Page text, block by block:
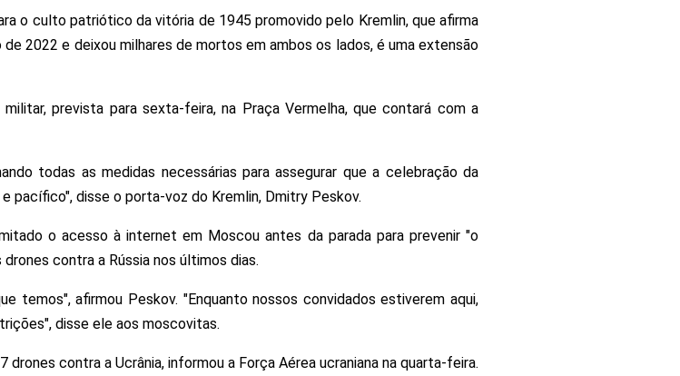
o culto patriótico da vitória de 1945 promovido pelo Kremlin, que afirma
2022 e deixou milhares de mortos em ambos os lados, é uma extensão
prevista para sexta-feira, na Praça Vermelha, que contará com a
todas as medidas necessárias para assegurar que a celebração da
pacífico", disse o porta-voz do Kremlin, Dmitry Peskov.
o acesso à internet em Moscou antes da parada para prevenir "o
contra a Rússia nos últimos dias.
temos", afirmou Peskov. "Enquanto nossos convidados estiverem aqui,
disse ele aos moscovitas.
contra a Ucrânia, informou a Força Aérea ucraniana na quarta-feira.